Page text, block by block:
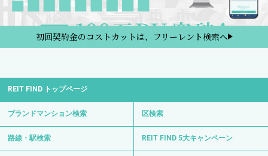
初回契約金のコストカットは、フリーレント検索へ
REIT FIND トップページ
ブランドマンション検索 区検索
路線・駅検索 REIT FIND 5大キャンペーン